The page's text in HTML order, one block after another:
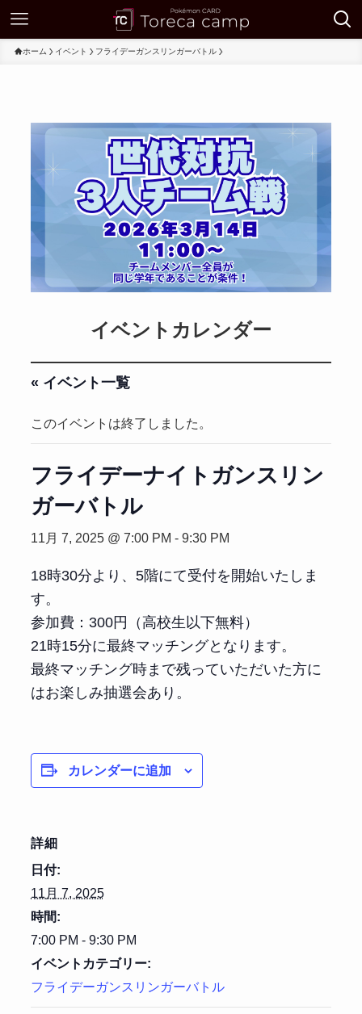
ホーム イベント フライデーガンスリンガーバトル
イベントカレンダー
« イベント一覧
このイベントは終了しました。
フライデーナイトガンスリン
ガーバトル
11月 7, 2025 @ 7:00 PM - 9:30 PM
18時30分より、5階にて受付を開始いたしま
す。
参加費：300円（高校生以下無料）
21時15分に最終マッチングとなります。
最終マッチング時まで残っていただいた方に
はお楽しみ抽選会あり。
カレンダーに追加
詳細
日付:
11月 7, 2025
時間:
7:00 PM - 9:30 PM
イベントカテゴリー:
フライデーガンスリンガーバトル